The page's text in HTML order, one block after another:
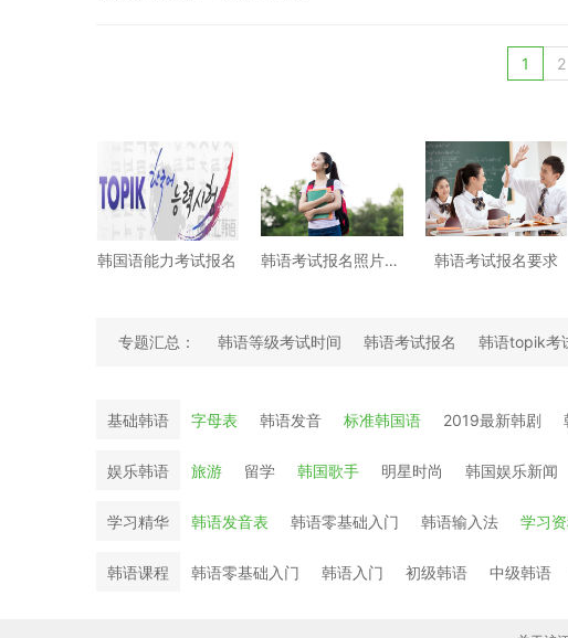
1 2
韩国语能力考试报名 韩语考试报名照片要求 韩语考试报名要求
专题汇总： 韩语等级考试时间 韩语考试报名 韩语topik考
基础韩语 字母表 韩语发音 标准韩国语 2019最新韩剧
娱乐韩语 旅游 留学 韩国歌手 明星时尚 韩国娱乐新闻
学习精华 韩语发音表 韩语零基础入门 韩语输入法 学习
韩语课程 韩语零基础入门 韩语入门 初级韩语 中级韩语